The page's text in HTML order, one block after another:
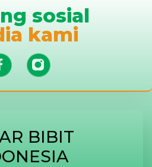
sosial
kami
BIBIT